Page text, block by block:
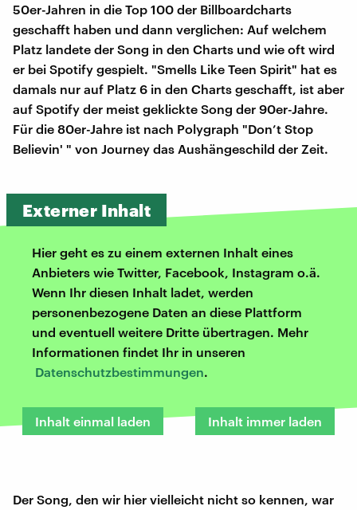
50er-Jahren in die Top 100 der Billboardcharts
geschafft haben und dann verglichen: Auf welchem
Platz landete der Song in den Charts und wie oft wird
er bei Spotify gespielt. "Smells Like Teen Spirit" hat es
damals nur auf Platz 6 in den Charts geschafft, ist aber
auf Spotify der meist geklickte Song der 90er-Jahre.
Für die 80er-Jahre ist nach Polygraph "Don’t Stop
Believin' " von Journey das Aushängeschild der Zeit.
Externer Inhalt
Hier geht es zu einem externen Inhalt eines
Anbieters wie Twitter, Facebook, Instagram o.ä.
Wenn Ihr diesen Inhalt ladet, werden
personenbezogene Daten an diese Plattform
und eventuell weitere Dritte übertragen. Mehr
Informationen findet Ihr in unseren
Datenschutzbestimmungen.
Inhalt einmal laden Inhalt immer laden
Der Song, den wir hier vielleicht nicht so kennen, war